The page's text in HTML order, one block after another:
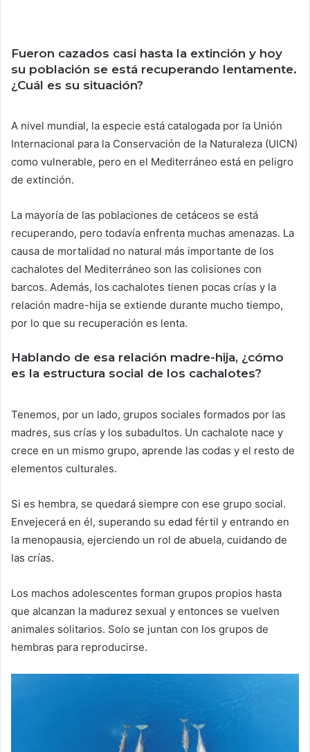
Fueron cazados casi hasta la extinción y hoy
su población se está recuperando lentamente.
¿Cuál es su situación?
A nivel mundial, la especie está catalogada por la Unión
Internacional para la Conservación de la Naturaleza (UICN)
como vulnerable, pero en el Mediterráneo está en peligro
de extinción.
La mayoría de las poblaciones de cetáceos se está
recuperando, pero todavía enfrenta muchas amenazas. La
causa de mortalidad no natural más importante de los
cachalotes del Mediterráneo son las colisiones con
barcos. Además, los cachalotes tienen pocas crías y la
relación madre-hija se extiende durante mucho tiempo,
por lo que su recuperación es lenta.
Hablando de esa relación madre-hija, ¿cómo
es la estructura social de los cachalotes?
Tenemos, por un lado, grupos sociales formados por las
madres, sus crías y los subadultos. Un cachalote nace y
crece en un mismo grupo, aprende las codas y el resto de
elementos culturales.
Si es hembra, se quedará siempre con ese grupo social.
Envejecerá en él, superando su edad fértil y entrando en
la menopausia, ejerciendo un rol de abuela, cuidando de
las crías.
Los machos adolescentes forman grupos propios hasta
que alcanzan la madurez sexual y entonces se vuelven
animales solitarios. Solo se juntan con los grupos de
hembras para reproducirse.